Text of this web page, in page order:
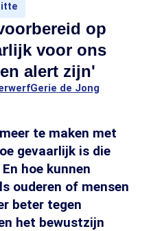
op
voor ons
alert zijn'
Gerie de Jong
te maken met
gevaarlijk is die
hoe kunnen
ouderen of mensen
beter tegen
het bewustzijn